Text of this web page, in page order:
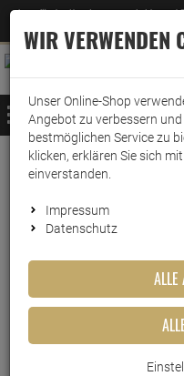
Jetzt für den Newsletter entscheiden
–
MENÜ
Weiter einkaufen
Schwimmbad&Whirlpool
mediPOOL
10015289
WIR VERWENDEN
Unser Online-Shop
Angebot zu verbessern
bestmöglichen Service zu
klicken, erklären Sie sich
einverstanden.
Impressum
Datenschutz
ALLE